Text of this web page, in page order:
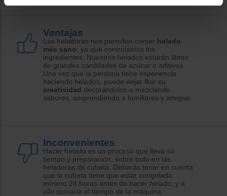
Ventajas
Las heladoras nos permiten comer helado
más sano , ya que controlamos los
ingredientes. Nuestros helados estarán libres
de grandes cantidades de azúcar o aditivos.
Una vez que la persona tiene experiencia
haciendo helados, puede dejar fluir su
creatividad decorándolos o mezclando
sabores, sorprendiendo a familiares y amigos.
Inconvenientes
Hacer helado es un proceso que lleva su
tiempo y preparación; sobre todo en las
heladeras de cubeta. Deberás tener en cuenta
que la cubeta tiene que estar congelada
mínimo 24 horas antes de hacer helado, y a
ello sumarle el tiempo de la máquina.